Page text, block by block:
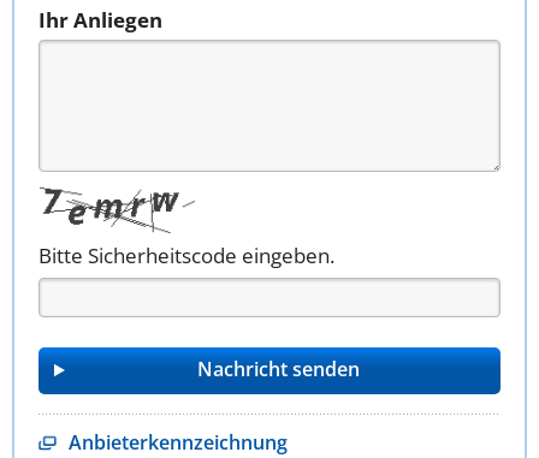
Ihr Anliegen
Bitte Sicherheitscode eingeben.
Anbieterkennzeichnung